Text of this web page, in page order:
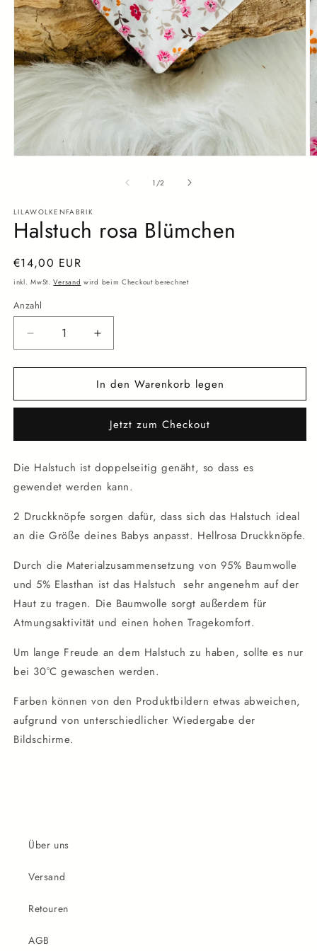
1 /von
2
LILAWOLKENFABRIK
Halstuch rosa Blümchen
Normaler
Preis
€14,00 EUR
inkl. MwSt.Versand wird beim Checkout berechnet
Anzahl
Verringere
die
Menge
Halstuch
Erhöhe
die
Menge
für
Halstuch
Blümchen
In den Warenkorb legen
Jetzt zum Checkout
Die Halstuch ist doppelseitig genäht, so dass es
gewendet werden kann.
2 Druckknöpfe sorgen dafür, dass sich das Halstuch ideal
an die Größe deines Babys anpasst. Hellrosa Druckknöpfe.
Durch die Materialzusammensetzung von 95% Baumwolle
und 5% Elasthan ist das Halstuch sehr angenehm auf der
Haut zu tragen. Die Baumwolle sorgt außerdem für
Atmungsaktivität und einen hohen Tragekomfort.
Um lange Freude an dem Halstuch zu haben, sollte es nur
bei 30°C gewaschen werden.
Farben können von den Produktbildern etwas abweichen,
aufgrund von unterschiedlicher Wiedergabe der
Bildschirme.
Über uns
Versand
Retouren
AGB